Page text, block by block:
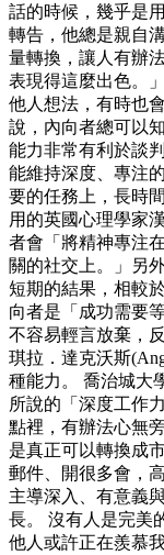
話的時候，幾乎是
轉告，他總是親自
量轉換，讓人有辦
表現得這麼出色。
他人想法，有時也
說，內向者總可以
能力非常有利於談
能維持深度、專注
要的任務上，長時
用的英國心理學家
者會「將精神專注
關的社交上。」另
短期的結果，相較
向者是「成功需要
不容易輕言放棄，
琪拉．達克沃斯
種能力。 喬治城大
所說的「深度工作
點裡，有辦法心無
是真正可以轉換成
郵件、開很多會，
主導深入、有意義
長。 沒有人是完美
他人或許正在羨慕